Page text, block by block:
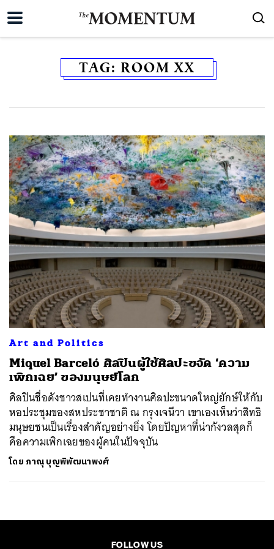
TAG: ROOM XX
Art and Politics
Miquel Barceló ศิลปินผู้ใช้ศิลปะขจัด ‘ความ
เพิกเฉย’ ของมนุษย์โลก
ศิลปินชื่อดังชาวสเปนที่เคยทำงานศิลปะขนาดใหญ่ยักษ์ให้กับ
หอประชุมของสหประชาชาติ ณ กรุงเจนีวา เขาเองเห็นว่าสิทธิ
มนุษยชนเป็นเรื่องสำคัญอย่างยิ่ง โดยปัญหาที่น่ากังวลสุดก็
คือความเพิกเฉยของผู้คนในปัจจุบัน
โดย ภาณุ บุญพิพัฒนาพงศ์
FOLLOW US
ค้นหา
SHARE TWEET LINE EMAIL